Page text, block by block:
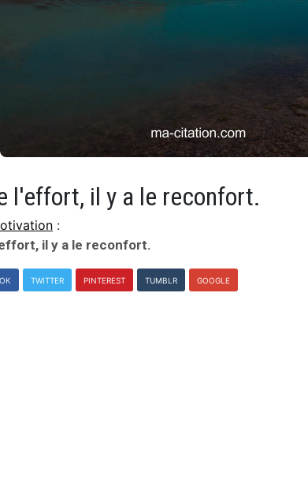
l'effort, il y a le reconfort.
:
il y a le reconfort.
TWITTER PINTEREST TUMBLR GOOGLE